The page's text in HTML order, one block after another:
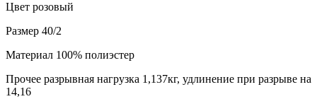
Цвет розовый
Размер 40/2
Материал 100% полиэстер
Прочее разрывная нагрузка 1,137кг, удлинение при разрыве на
14,16